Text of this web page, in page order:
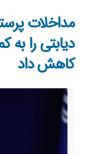
مداخلات
دیابتی را به
کاهش داد